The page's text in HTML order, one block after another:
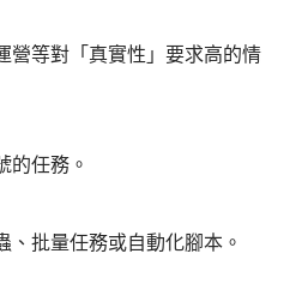
營等對「真實性」要求高的情
的任務。
批量任務或自動化腳本。